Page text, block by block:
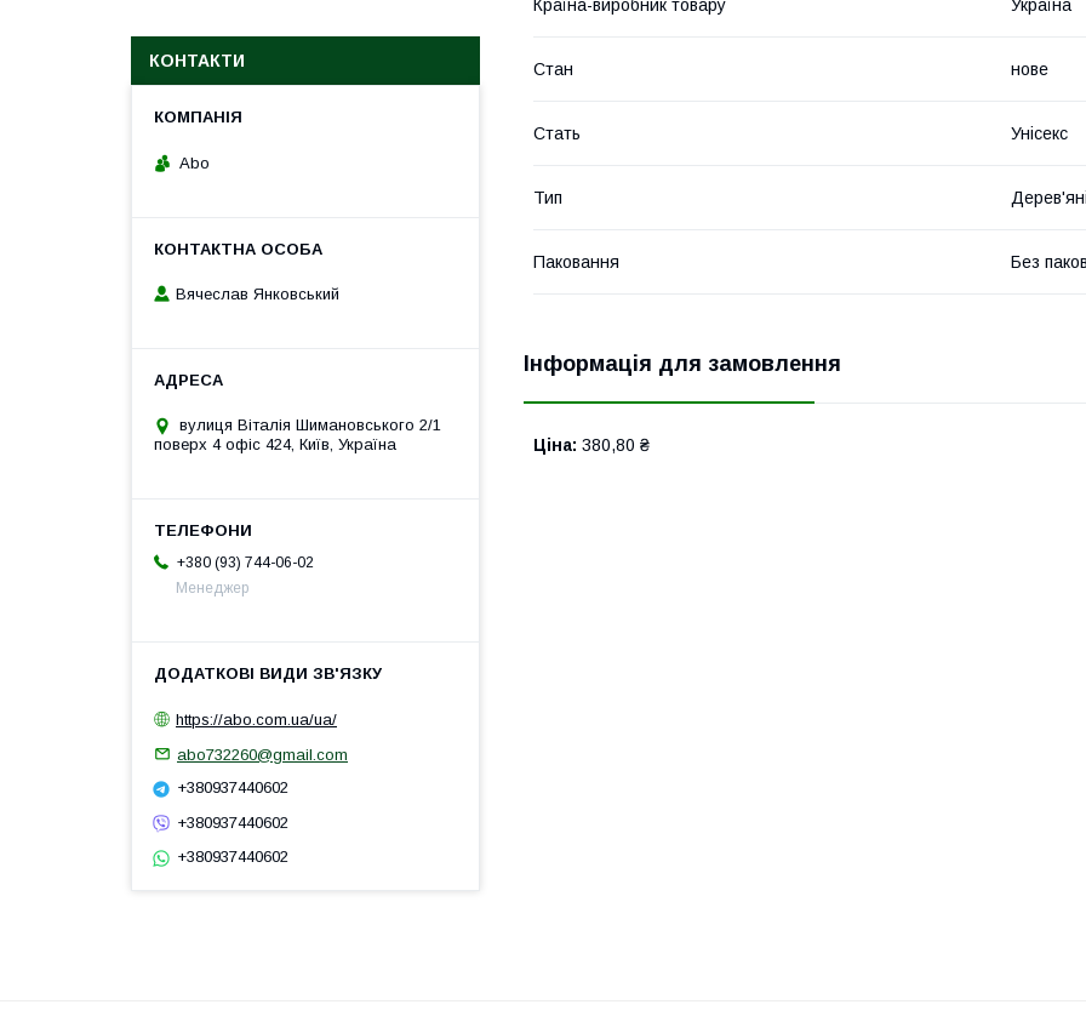
Країна-виробник товару Україна
Стан нове
Стать Унісекс
Тип
Паковання Без
Інформація для замовлення
Ціна: 380,80 ₴
КОНТАКТИ
Abo
Вячеслав Янковський
вулиця Віталія Шимановського 2/1
поверх 4 офіс 424, Київ, Україна
+380 (93) 744-06-02
Менеджер
https://abo.com.ua/ua/
abo732260@gmail.com
+380937440602
+380937440602
+380937440602